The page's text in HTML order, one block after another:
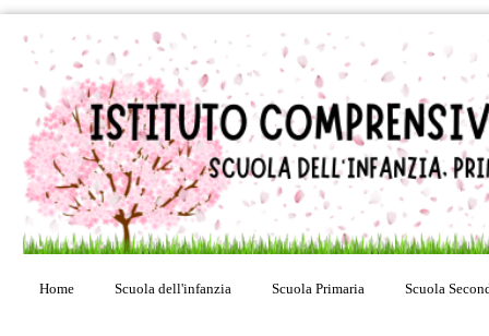
Home Scuola dell'infanzia Scuola Primaria Scuola